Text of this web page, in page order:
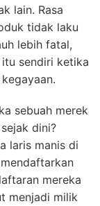
lain. Rasa
tidak laku
lebih fatal,
sendiri ketika
sebuah merek
dini?
laris manis di
mereka
menjadi milik